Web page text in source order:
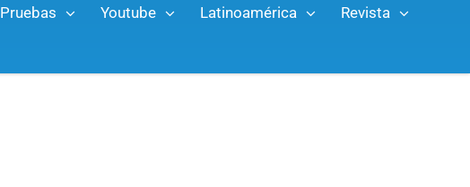
Pruebas Youtube Latinoamérica Revista